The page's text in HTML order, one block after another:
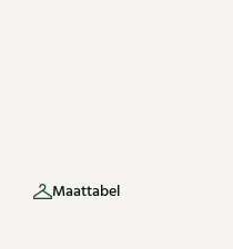
Maattabel